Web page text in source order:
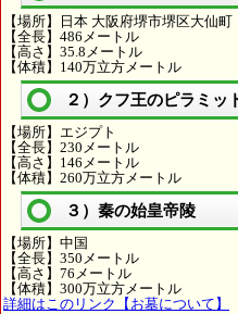
【場所】日本 大阪府堺市堺区大仙町
【全長】486メートル
【高さ】35.8メートル
【体積】140万立方メートル
２）クフ王のピラミッ
【場所】エジプト
【全長】230メートル
【高さ】146メートル
【体積】260万立方メートル
３）秦の始皇帝陵
【場所】中国
【全長】350メートル
【高さ】76メートル
【体積】300万立方メートル
詳細はこのリンク【お墓について】